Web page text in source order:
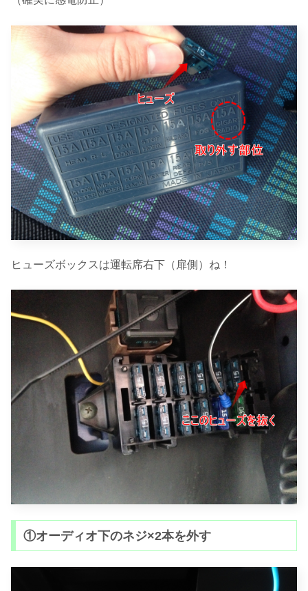
ヒューズボックスは運転席右下（扉側）ね！
①オーディオ下のネジ×2本を外す